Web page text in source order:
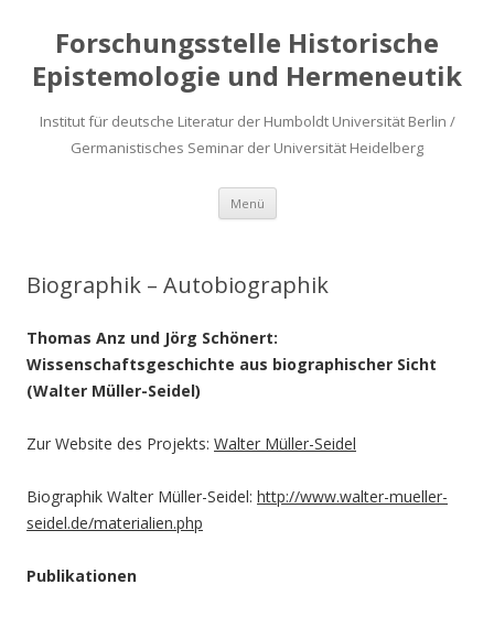
Forschungsstelle Historische
Epistemologie und Hermeneutik
Institut für deutsche Literatur der Humboldt Universität Berlin /
Germanistisches Seminar der Universität Heidelberg
Menü Zum
springen
Biographik – Autobiographik
Thomas Anz und Jörg Schönert:
Wissenschaftsgeschichte aus biographischer Sicht
(Walter Müller-Seidel)
Zur Website des Projekts: Walter Müller-Seidel
Biographik Walter Müller-Seidel: http://www.walter-mueller-
seidel.de/materialien.php
Publikationen